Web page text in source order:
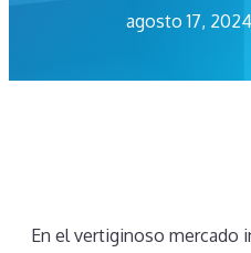
agosto 17, 2024
En el vertiginoso mercado